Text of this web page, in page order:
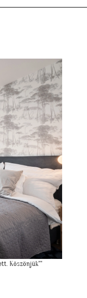
beszél!:)"